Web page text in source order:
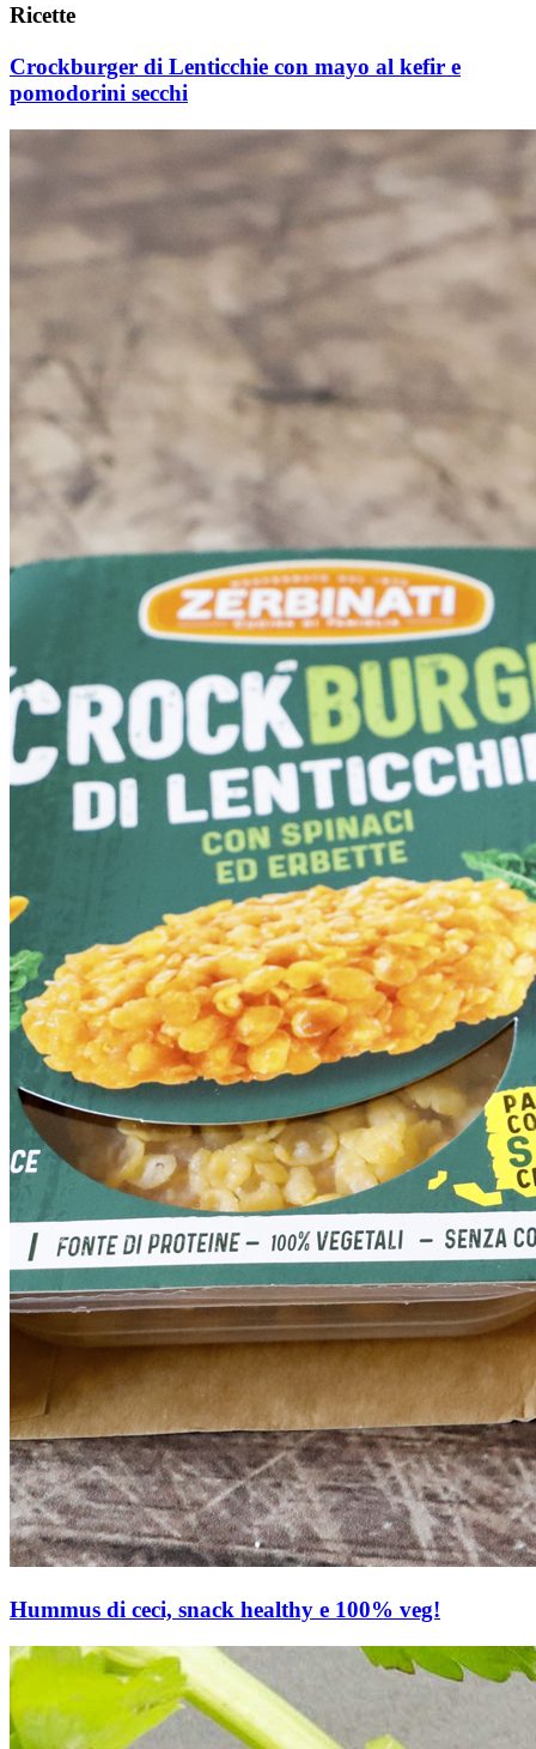
Ricette
Crockburger di Lenticchie con mayo al kefir e
pomodorini secchi
Hummus di ceci, snack healthy e 100% veg!